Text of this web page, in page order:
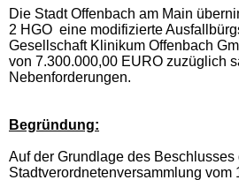
Die Stadt Offenbach am Main
2 HGO eine modifizierte
Gesellschaft Klinikum Offenbach
von 7.300.000,00 EURO zuzüglich
Nebenforderungen.
Begründung:
Auf der Grundlage des Beschlusses
Stadtverordnetenversammlung vom